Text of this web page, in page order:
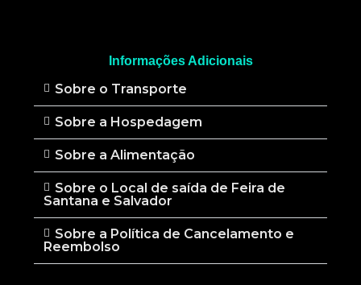
Informações Adicionais
Sobre o Transporte
Sobre a Hospedagem
Sobre a Alimentação
Sobre o Local de saída de Feira de
Santana e Salvador
Sobre a Política de Cancelamento e
Reembolso